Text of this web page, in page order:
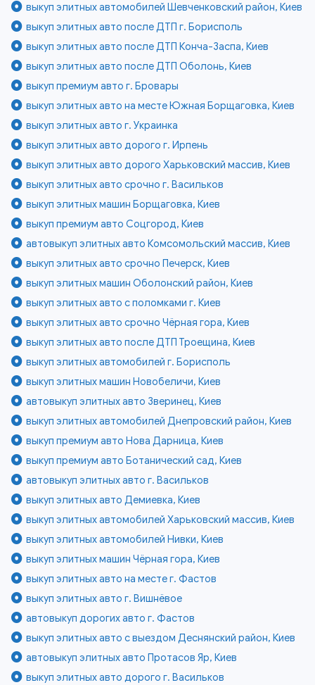
выкуп элитных автомобилей Шевченковский район, Киев
выкуп элитных авто после ДТП г. Борисполь
выкуп элитных авто после ДТП Конча-Заспа, Киев
выкуп элитных авто после ДТП Оболонь, Киев
выкуп премиум авто г. Бровары
выкуп элитных авто на месте Южная Борщаговка, Киев
выкуп элитных авто г. Украинка
выкуп элитных авто дорого г. Ирпень
выкуп элитных авто дорого Харьковский массив, Киев
выкуп элитных авто срочно г. Васильков
выкуп элитных машин Борщаговка, Киев
выкуп премиум авто Соцгород, Киев
автовыкуп элитных авто Комсомольский массив, Киев
выкуп элитных авто срочно Печерск, Киев
выкуп элитных машин Оболонский район, Киев
выкуп элитных авто с поломками г. Киев
выкуп элитных авто срочно Чёрная гора, Киев
выкуп элитных авто после ДТП Троещина, Киев
выкуп элитных автомобилей г. Борисполь
выкуп элитных машин Новобеличи, Киев
автовыкуп элитных авто Зверинец, Киев
выкуп элитных автомобилей Днепровский район, Киев
выкуп премиум авто Нова Дарница, Киев
выкуп премиум авто Ботанический сад, Киев
автовыкуп элитных авто г. Васильков
выкуп элитных авто Демиевка, Киев
выкуп элитных автомобилей Харьковский массив, Киев
выкуп элитных автомобилей Нивки, Киев
выкуп элитных машин Чёрная гора, Киев
выкуп элитных авто на месте г. Фастов
выкуп элитных авто г. Вишнёвое
автовыкуп дорогих авто г. Фастов
выкуп элитных авто с выездом Деснянский район, Киев
автовыкуп элитных авто Протасов Яр, Киев
выкуп элитных авто дорого г. Васильков